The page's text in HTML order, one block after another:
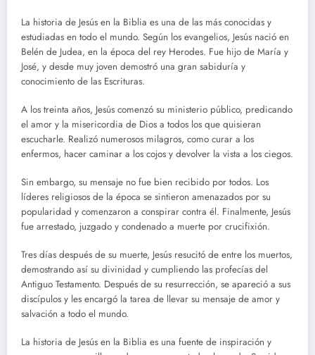
La historia de Jesús en la Biblia es una de las más conocidas y
estudiadas en todo el mundo. Según los evangelios, Jesús nació en
Belén de Judea, en la época del rey Herodes. Fue hijo de María y
José, y desde muy joven demostró una gran sabiduría y
conocimiento de las Escrituras.
A los treinta años, Jesús comenzó su ministerio público, predicando
el amor y la misericordia de Dios a todos los que quisieran
escucharle. Realizó numerosos milagros, como curar a los
enfermos, hacer caminar a los cojos y devolver la vista a los ciegos.
Sin embargo, su mensaje no fue bien recibido por todos. Los
líderes religiosos de la época se sintieron amenazados por su
popularidad y comenzaron a conspirar contra él. Finalmente, Jesús
fue arrestado, juzgado y condenado a muerte por crucifixión.
Tres días después de su muerte, Jesús resucitó de entre los muertos,
demostrando así su divinidad y cumpliendo las profecías del
Antiguo Testamento. Después de su resurrección, se apareció a sus
discípulos y les encargó la tarea de llevar su mensaje de amor y
salvación a todo el mundo.
La historia de Jesús en la Biblia es una fuente de inspiración y